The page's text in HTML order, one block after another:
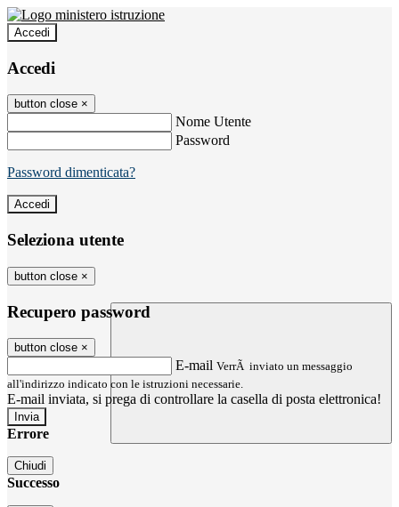
Accedi
Accedi
button close ×
Nome Utente
Password
Password dimenticata?
Seleziona utente
button close ×
Recupero password
button close ×
E-mail VerrÃ inviato un messaggio
all'indirizzo indicato con le istruzioni necessarie.
E-mail inviata, si prega di controllare la casella di posta elettronica!
Errore
Chiudi
Successo